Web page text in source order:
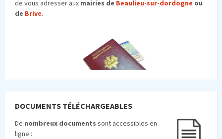
de vous adresser aux mairies de Beaulieu-sur-dordogne ou
de Brive.
DOCUMENTS TÉLÉCHARGEABLES
De nombreux documents sont accessibles en
ligne :